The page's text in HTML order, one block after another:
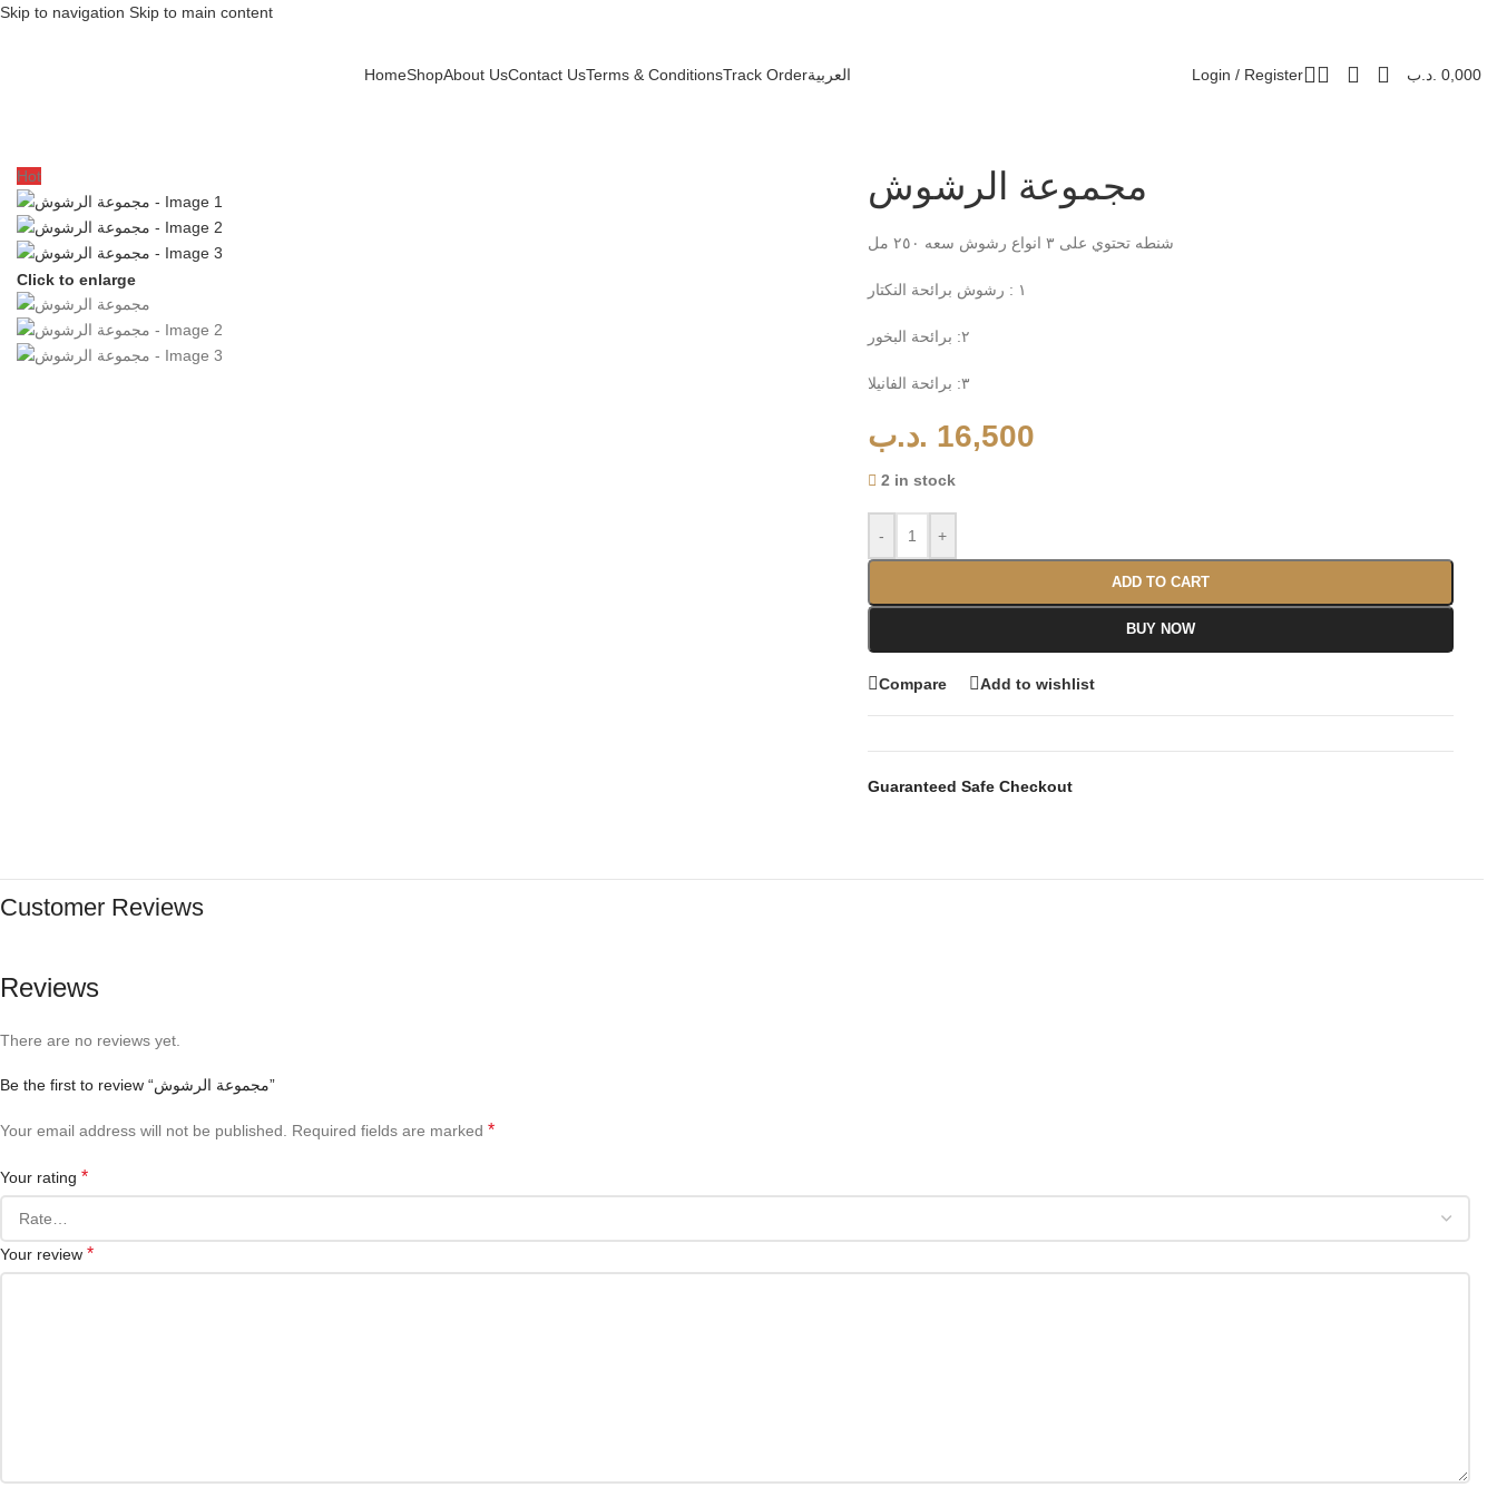
Skip to navigation Skip to main content
HomeShopAbout UsContact UsTerms & ConditionsTrack Orderالعربية Login / Register 0,000 .د.ب
Hot
Click to enlarge
مجموعة الرشوش
شنطه تحتوي على ٣ انواع رشوش سعه ٢٥٠ مل
١ : رشوش برائحة النكتار
٢: برائحة البخور
٣: برائحة الفانيلا
16,500 .د.ب
2 in stock
- +
ADD TO CART
BUY NOW
Compare Add to wishlist
Guaranteed Safe Checkout
Customer Reviews
Reviews
There are no reviews yet.
Be the first to review “مجموعة الرشوش”
Your email address will not be published. Required fields are marked *
Your rating *
Your review *